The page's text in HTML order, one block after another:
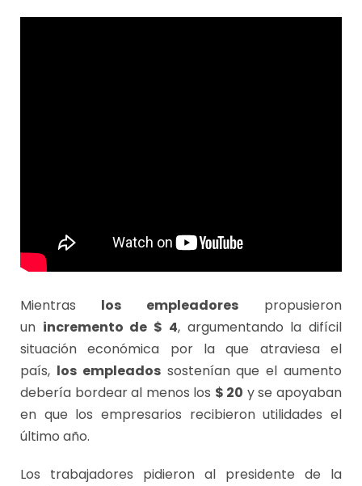
Mientras los empleadores propusieron
un incremento de $ 4, argumentando la difícil
situación económica por la que atraviesa el
país, los empleadossostenían que el aumento
debería bordear al menos los $ 20 y se apoyaban
en que los empresarios recibieron utilidades el
último año.
Los trabajadores pidieron al presidente de la